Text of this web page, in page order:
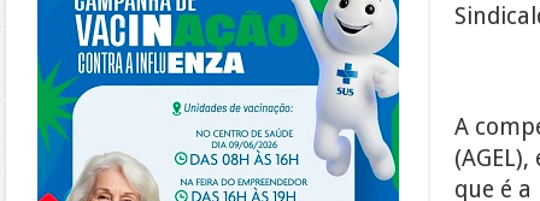
A
que é